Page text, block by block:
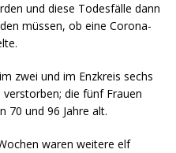
und diese Todesfälle dann
müssen, ob eine Corona-
zwei und im Enzkreis sechs
die fünf Frauen
70 und 96 Jahre alt.
waren weitere elf